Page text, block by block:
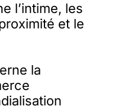
l’intime, les
et le
la